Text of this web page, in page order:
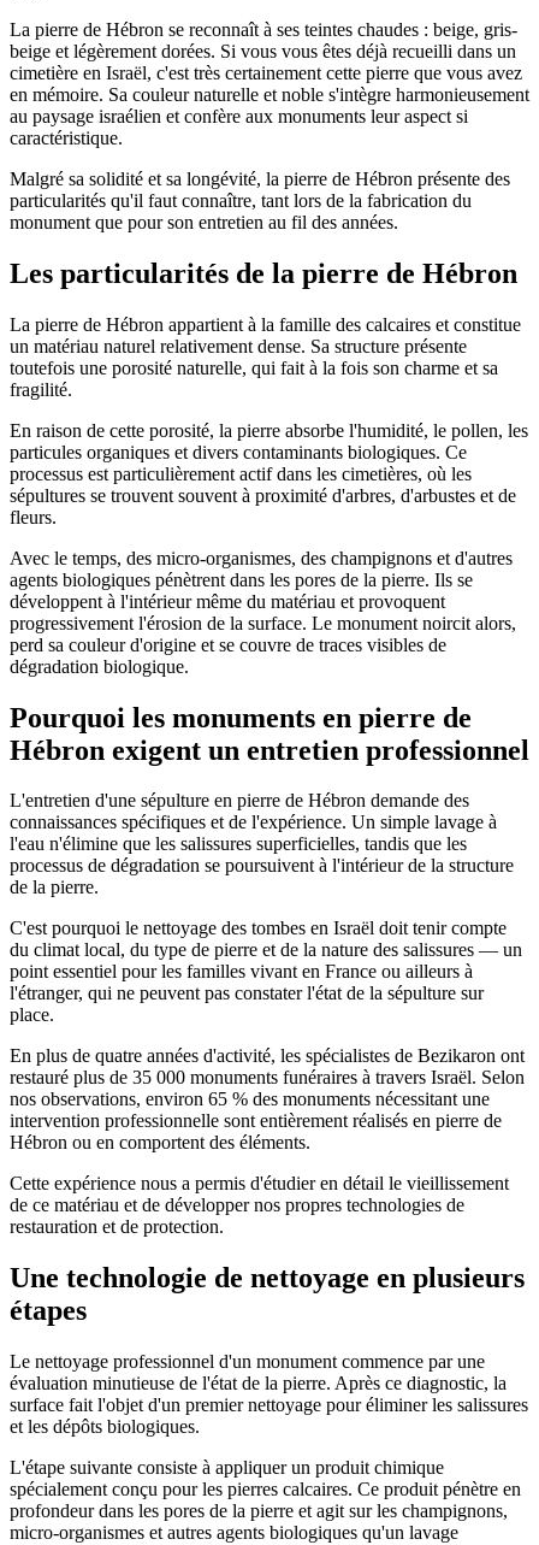
La pierre de Hébron se reconnaît à ses teintes chaudes : beige, gris-
beige et légèrement dorées. Si vous vous êtes déjà recueilli dans un
cimetière en Israël, c'est très certainement cette pierre que vous avez
en mémoire. Sa couleur naturelle et noble s'intègre harmonieusement
au paysage israélien et confère aux monuments leur aspect si
caractéristique.
Malgré sa solidité et sa longévité, la pierre de Hébron présente des
particularités qu'il faut connaître, tant lors de la fabrication du
monument que pour son entretien au fil des années.
Les particularités de la pierre de Hébron
La pierre de Hébron appartient à la famille des calcaires et constitue
un matériau naturel relativement dense. Sa structure présente
toutefois une porosité naturelle, qui fait à la fois son charme et sa
fragilité.
En raison de cette porosité, la pierre absorbe l'humidité, le pollen, les
particules organiques et divers contaminants biologiques. Ce
processus est particulièrement actif dans les cimetières, où les
sépultures se trouvent souvent à proximité d'arbres, d'arbustes et de
fleurs.
Avec le temps, des micro-organismes, des champignons et d'autres
agents biologiques pénètrent dans les pores de la pierre. Ils se
développent à l'intérieur même du matériau et provoquent
progressivement l'érosion de la surface. Le monument noircit alors,
perd sa couleur d'origine et se couvre de traces visibles de
dégradation biologique.
Pourquoi les monuments en pierre de
Hébron exigent un entretien professionnel
L'entretien d'une sépulture en pierre de Hébron demande des
connaissances spécifiques et de l'expérience. Un simple lavage à
l'eau n'élimine que les salissures superficielles, tandis que les
processus de dégradation se poursuivent à l'intérieur de la structure
de la pierre.
C'est pourquoi le nettoyage des tombes en Israël doit tenir compte
du climat local, du type de pierre et de la nature des salissures — un
point essentiel pour les familles vivant en France ou ailleurs à
l'étranger, qui ne peuvent pas constater l'état de la sépulture sur
place.
En plus de quatre années d'activité, les spécialistes de Bezikaron ont
restauré plus de 35 000 monuments funéraires à travers Israël. Selon
nos observations, environ 65 % des monuments nécessitant une
intervention professionnelle sont entièrement réalisés en pierre de
Hébron ou en comportent des éléments.
Cette expérience nous a permis d'étudier en détail le vieillissement
de ce matériau et de développer nos propres technologies de
restauration et de protection.
Une technologie de nettoyage en plusieurs
étapes
Le nettoyage professionnel d'un monument commence par une
évaluation minutieuse de l'état de la pierre. Après ce diagnostic, la
surface fait l'objet d'un premier nettoyage pour éliminer les salissures
et les dépôts biologiques.
L'étape suivante consiste à appliquer un produit chimique
spécialement conçu pour les pierres calcaires. Ce produit pénètre en
profondeur dans les pores de la pierre et agit sur les champignons,
micro-organismes et autres agents biologiques qu'un lavage